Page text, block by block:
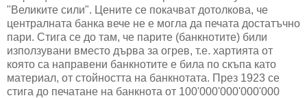
"Великите сили". Цените се покачват дотолкова, че
централната банка вече не е могла да печата достатъчно
пари. Стига се до там, че парите (банкнотите) били
използувани вместо дърва за огрев, т.е. хартията от
която са направени банкнотите е била по скъпа като
материал, от стойността на банкнотата. През 1923 се
стига до печатане на банкнота от 100'000'000'000'000